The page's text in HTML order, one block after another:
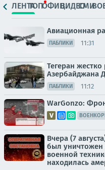
ЛЕНТАТОПОФИЦ.ВИДЕОСМИ
Авиационная
ПАБЛИКИ 11:31
Тегеран
Азербайджана
ПАБЛИКИ 11:12
WarGonzo:
Вчера (7
был
военной
находилась